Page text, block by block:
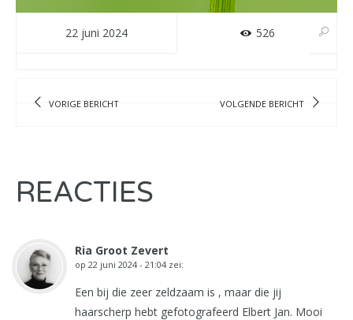
22 juni 2024 526
VORIGE BERICHT VOLGENDE BERICHT
REACTIES
Ria Groot Zevert
op 22 juni 2024 - 21:04 zei:
Een bij die zeer zeldzaam is , maar die jij
haarscherp hebt gefotografeerd Elbert Jan. Mooi